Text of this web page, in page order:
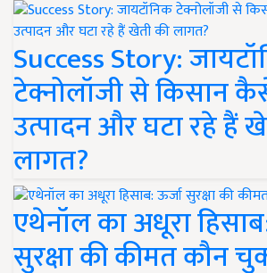
Success Story:
टेक्नोलॉजी से किसान
उत्पादन और घटा रहे हैं
लागत?
एथेनॉल का अधूरा
सुरक्षा की कीमत कौन